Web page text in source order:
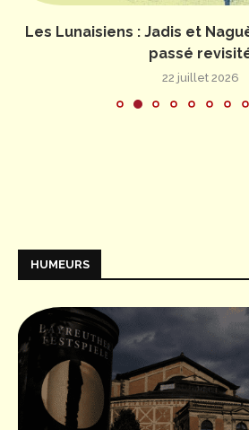
Les Lunaisiens : Jadis et
passé
22 juillet 2026
HUMEURS